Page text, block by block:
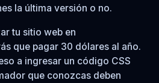
la última versión o no.
tu sitio web en
que pagar 30 dólares al año.
a ingresar un código CSS
que conozcas deben